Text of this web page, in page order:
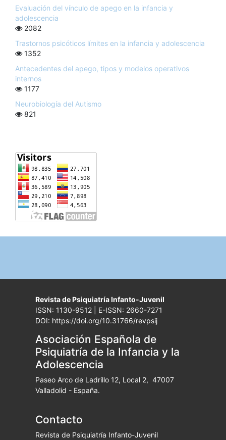
Evaluación del vínculo de apego en la infancia y
adolescencia
2082
Trastornos psicóticos límites en la infancia y adolescencia
1352
Antecedentes del apego, tipos y modelos operativos
internos
1177
Neurobiología del Autismo
821
Revista de Psiquiatría Infanto-Juvenil
ISSN: 1130-9512 | E-ISSN: 2660-7271
DOI: https://doi.org/10.31766/revpsij
Asociación Española de
Psiquiatría de la Infancia y la
Adolescencia
Paseo Arco de Ladrillo 12, Local 2, 47007
Valladolid - España.
Contacto
Revista de Psiquiatría Infanto-Juvenil